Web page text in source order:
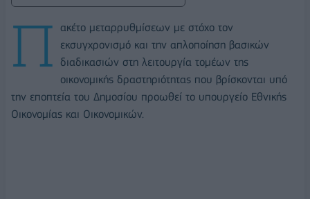
Π
ακέτο μεταρρυθμίσεων με στόχο τον
εκσυγχρονισμό και την απλοποίηση βασικών
διαδικασιών στη λειτουργία τομέων της
οικονομικής δραστηριότητας που βρίσκονται υπό
την εποπτεία του Δημοσίου προωθεί το υπουργείο Εθνικής
Οικονομίας και Οικονομικών.